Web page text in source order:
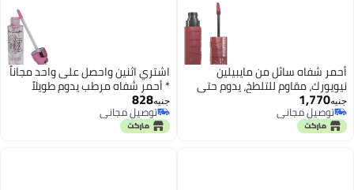
أحمر شفاه سائل من مايبيلين
نيويورك، مقاوم للتلطخ، يدوم حتى
16 ساعة، بلمسة نهائية لامعة، لون
فينيل لامع، 40 لونًا جذابًا
جنيه1,770
توصيل مجاني
توصيل مجاني
اشتري اثنين واحصل على واحد مجاناً
* أحمر شفاه مرطب يدوم طويلاً
قطع
جنيه828
توصيل مجاني
توصيل مجاني